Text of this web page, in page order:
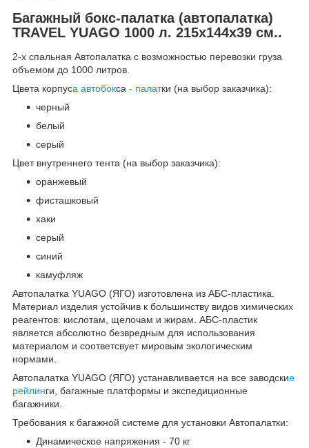
Багажный бокс-палатка (автопалатка)
TRAVEL YUAGO 1000 л. 215х144х39 см..
2-х спальная Автопалатка с возможностью перевозки груза
объемом до 1000 литров.
Цвета корпуса автобокса - палатки (на выбор заказчика):
черный
белый
серый
Цвет внутреннего тента (на выбор заказчика):
оранжевый
фисташковый
хаки
серый
синий
камуфляж
Автопалатка YUAGO (ЯГО) изготовлена из АБС-пластика.
Материал изделия устойчив к большинству видов химических
реагентов: кислотам, щелочам и жирам. АБС-пластик
является абсолютно безвредным для использования
материалом и соответсвует мировым экологическим
нормами.
Автопалатка YUAGO (ЯГО) устанавливается на все заводские
рейлинги, багажные платформы и экспедиционные
багажники.
Требования к багажной системе для установки Автопалатки:
Динамическое напряжения - 70 кг